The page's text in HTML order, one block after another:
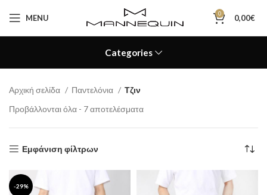
MENU 0 0,00€
Categories
Αρχική σελίδα Παντελόνια
Τζιν
Προβάλλονται όλα - 7 αποτελέσματα
Εμφάνιση φίλτρων
-29%